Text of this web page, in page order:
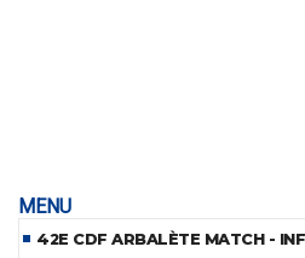
MENU
42E CDF ARBALÈTE MATCH -